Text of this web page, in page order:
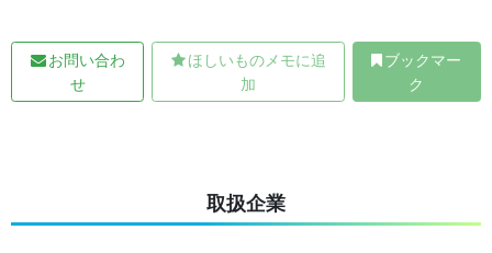
お問い合わ
せ
ほしいものメモに追
加
ブックマー
ク
取扱企業